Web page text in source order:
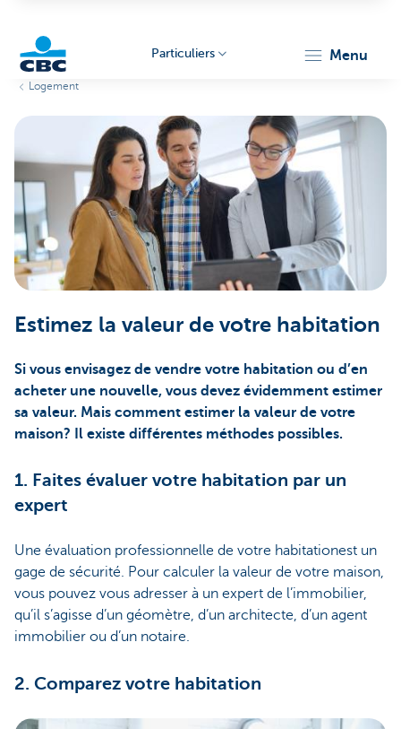
Particuliers menu
Logement
Estimez la valeur de votre habitation
Si vous envisagez de vendre votre habitation ou d’en
acheter une nouvelle, vous devez évidemment estimer
sa valeur. Mais comment estimer la valeur de votre
maison? Il existe différentes méthodes possibles.
1. Faites évaluer votre habitation par un
expert
Une évaluation professionnelle de votre habitationest un
gage de sécurité. Pour calculer la valeur de votre maison,
vous pouvez vous adresser à un expert de l’immobilier,
qu’il s’agisse d’un géomètre, d’un architecte, d’un agent
immobilier ou d’un notaire.
2. Comparez votre habitation